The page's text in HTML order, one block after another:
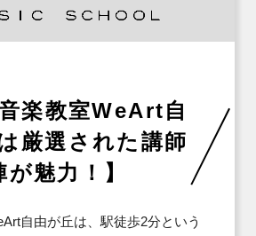
音楽教室WeArt自
厳選された講師
が魅力！】
自由が丘は、駅徒歩2分という